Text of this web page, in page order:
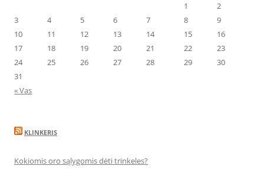
1
2
3
4 5 6 7 8
9
10
11 12 13 14 15
16
17
18 19 20 21 22
23
24
25 26 27 28 29
30
31
« Vas
KLINKERIS
Kokiomis oro sąlygomis dėti trinkeles?